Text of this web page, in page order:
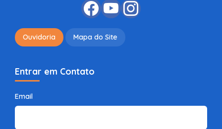
Ouvidoria Mapa do Site
Entrar em Contato
Email